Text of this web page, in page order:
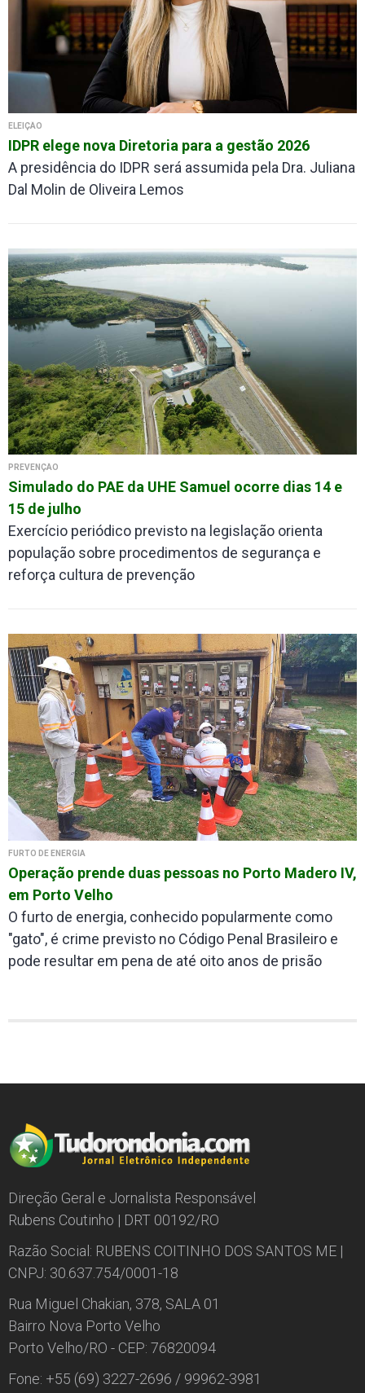
ELEIÇÃO
IDPR elege nova Diretoria para a gestão 2026
A presidência do IDPR será assumida pela Dra. Juliana
Dal Molin de Oliveira Lemos
PREVENÇÃO
Simulado do PAE da UHE Samuel ocorre dias 14 e
15 de julho
Exercício periódico previsto na legislação orienta
população sobre procedimentos de segurança e
reforça cultura de prevenção
FURTO DE ENERGIA
Operação prende duas pessoas no Porto Madero IV,
em Porto Velho
O furto de energia, conhecido popularmente como
"gato", é crime previsto no Código Penal Brasileiro e
pode resultar em pena de até oito anos de prisão
Direção Geral e Jornalista Responsável
Rubens Coutinho | DRT 00192/RO
Razão Social: RUBENS COITINHO DOS SANTOS ME |
CNPJ: 30.637.754/0001-18
Rua Miguel Chakian, 378, SALA 01
Bairro Nova Porto Velho
Porto Velho/RO - CEP: 76820094
Fone: +55 (69) 3227-2696 / 99962-3981